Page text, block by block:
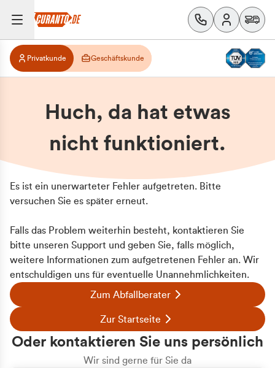
Privatkunde Geschäftskunde
Huch, da hat etwas
nicht funktioniert.
Es ist ein unerwarteter Fehler aufgetreten. Bitte
versuchen Sie es später erneut.
Falls das Problem weiterhin besteht, kontaktieren Sie
bitte unseren Support und geben Sie, falls möglich,
weitere Informationen zum aufgetretenen Fehler an. Wir
entschuldigen uns für eventuelle Unannehmlichkeiten.
Zum Abfallberater
Zur Startseite
Oder kontaktieren Sie uns persönlich
Wir sind gerne für Sie da